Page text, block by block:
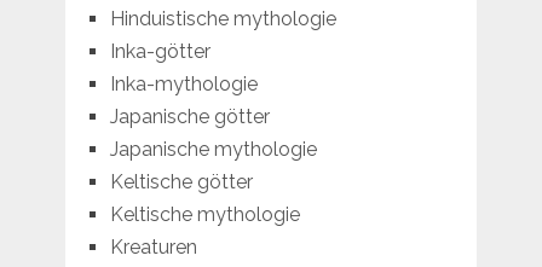
Hinduistische mythologie
Inka-götter
Inka-mythologie
Japanische götter
Japanische mythologie
Keltische götter
Keltische mythologie
Kreaturen